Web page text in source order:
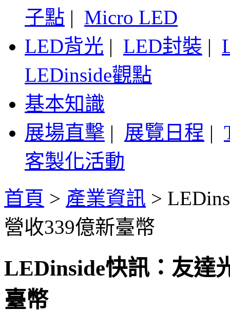
子點 | Micro LED
LED背光 | LED封裝 |
LEDinside觀點
基本知識
展場直擊 | 展覽日程 |
客製化活動
首頁 > 產業資訊 >
營收339億新臺幣
LEDinside快訊：友達
臺幣